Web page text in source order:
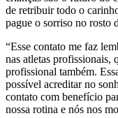
de retribuir todo o
pague o sorriso no rosto
“Esse contato me faz
nas atletas profissionais,
profissional também.
possível acreditar no
contato com benefício
nossa rotina e nós nos